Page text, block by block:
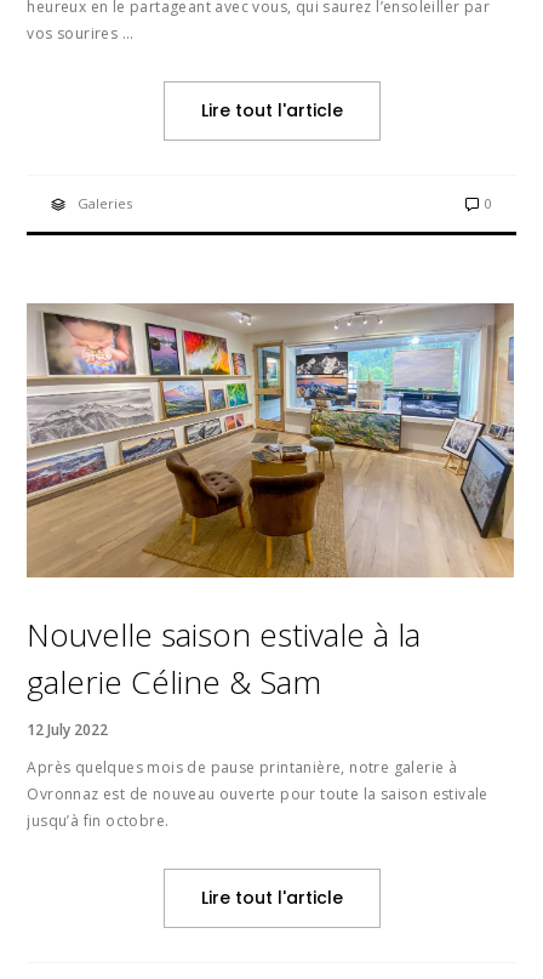
heureux en le partageant avec vous, qui saurez l’ensoleiller par
vos sourires …
Lire tout l'article
Galeries 0
Nouvelle saison estivale à la
galerie Céline & Sam
12 July 2022
Après quelques mois de pause printanière, notre galerie à
Ovronnaz est de nouveau ouverte pour toute la saison estivale
jusqu’à fin octobre.
Lire tout l'article